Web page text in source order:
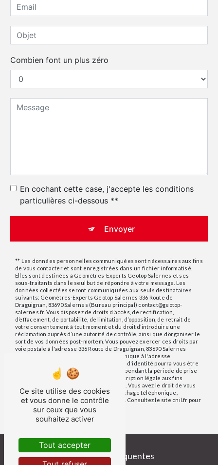
Combien font un plus zéro
En cochant cette case, j'accepte les conditions
particulières ci-dessous **
Envoyer
** Les données personnelles communiquées sont nécessaires aux fins
de vous contacter et sont enregistrées dans un fichier informatisé.
Elles sont destinées à Géomètres-Experts Geotop Salernes et ses
sous-traitants dans le seul but de répondre à votre message. Les
données collectées seront communiquées aux seuls destinataires
suivants: Géomètres-Experts Geotop Salernes 336 Route de
Draguignan, 83690 Salernes (Bureau principal) contact@geotop-
salernes.fr. Vous disposez de droits d’accès, de rectification,
d’effacement, de portabilité, de limitation, d’opposition, de retrait de
votre consentement à tout moment et du droit d’introduire une
réclamation auprès d’une autorité de contrôle, ainsi que d’organiser le
sort de vos données post-mortem. Vous pouvez exercer ces droits par
voie postale à l'adresse 336 Route de Draguignan, 83690 Salernes
(Bureau principal) ou par courrier électronique à l'adresse
contact@geotop-salernes.fr. Un justificatif d'identité pourra vous être
demandé. Nous conservons vos données pendant la période de prise
de contact puis pendant la durée de prescription légale aux fins
probatoires et de gestion des contentieux. Vous avez le droit de vous
inscrire sur la liste d'opposition au démarchage téléphonique,
disponible à cette adresse:
Bloctel.gouv.fr
. Consultez le site cnil.fr pour
plus d’informations sur vos droits.
Recherches fréquentes
Ce site utilise des cookies
et vous donne le contrôle
sur ceux que vous
souhaitez activer
Tout accepter